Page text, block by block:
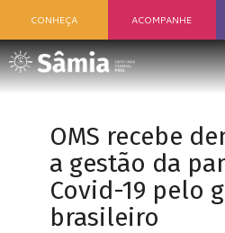
CONHEÇA ACOMPANHE
OMS recebe
a gestão da
Covid-19 pelo
brasileiro